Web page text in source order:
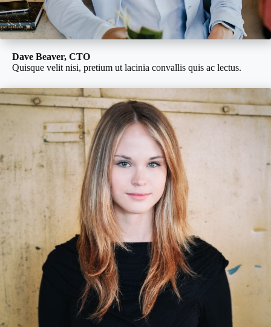
Dave Beaver, CTO
Quisque velit nisi, pretium ut lacinia convallis quis ac lectus.